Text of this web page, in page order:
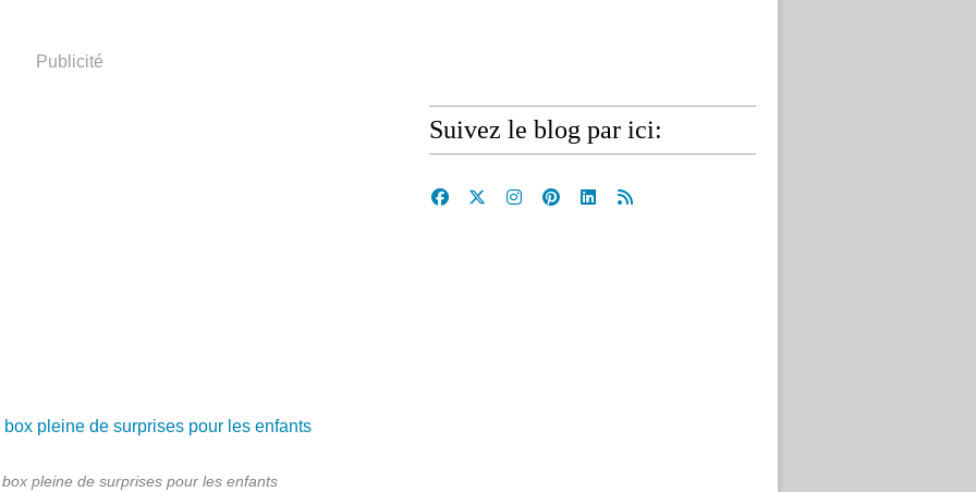
Publicité
pleine de surprises pour les enfants
Suivez le blog par ici: